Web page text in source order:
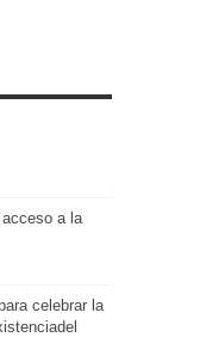
a la
celebrar la